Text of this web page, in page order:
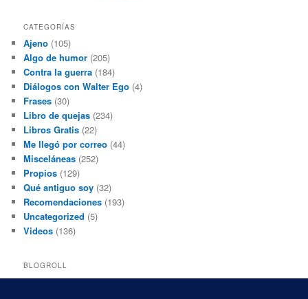
CATEGORÍAS
Ajeno (105)
Algo de humor (205)
Contra la guerra (184)
Diálogos con Walter Ego (4)
Frases (30)
Libro de quejas (234)
Libros Gratis (22)
Me llegó por correo (44)
Misceláneas (252)
Propios (129)
Qué antiguo soy (32)
Recomendaciones (193)
Uncategorized (5)
Videos (136)
BLOGROLL
Black and White Power